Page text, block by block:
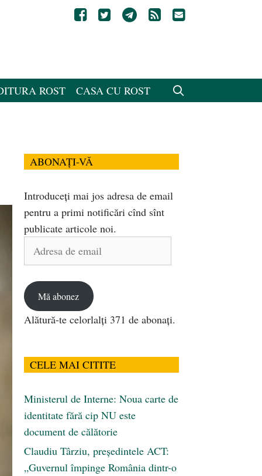
ROST CASA CU ROST
ABONAȚI-VĂ
Introduceți mai jos adresa de email
pentru a primi notificări cînd sînt
publicate articole noi.
Adresa
Mă abonez
Alătură-te celorlalți 371 de abonați.
CELE MAI CITITE
Ministerul de Interne: Noua carte de
identitate fără cip NU este
document de călătorie
Claudiu Târziu, președintele ACT:
„Guvernul împinge România dintr-o